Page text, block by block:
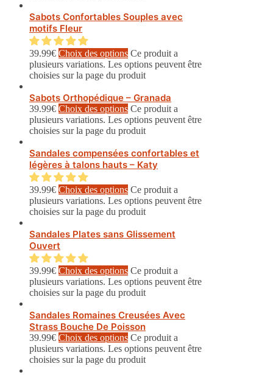
Sabots Confortables Souples avec
motifs Fleur
39.99€ Choix des options Ce produit a
plusieurs variations. Les options peuvent être
choisies sur la page du produit
Sabots Orthopédique – Granada
39.99€ Choix des options Ce produit a
plusieurs variations. Les options peuvent être
choisies sur la page du produit
Sandales compensées confortables et
légères à talons hauts – Katy
39.99€ Choix des options Ce produit a
plusieurs variations. Les options peuvent être
choisies sur la page du produit
Sandales Plates sans Glissement
Ouvert
39.99€ Choix des options Ce produit a
plusieurs variations. Les options peuvent être
choisies sur la page du produit
Sandales Romaines Creusées Avec
Strass Bouche De Poisson
39.99€ Choix des options Ce produit a
plusieurs variations. Les options peuvent être
choisies sur la page du produit